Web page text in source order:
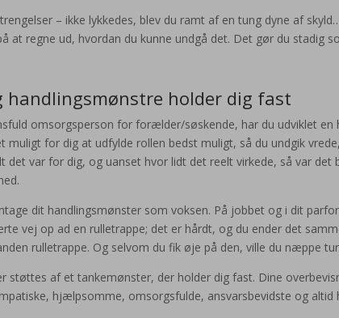
– ikke lykkedes, blev du ramt af en tung dyne af
at regne ud, hvordan du kunne undgå det. Det gør du stadig
handlingsmønstre holder dig fast
omsorgsperson for forælder/søskende, har du udviklet en
muligt for dig at udfylde rollen bedst muligt, så du undgik
var for dig, og uanset hvor lidt det reelt virkede, så var det
dit handlingsmønster som voksen. På jobbet og i dit
vej op ad en rulletrappe; det er hårdt, og du ender det
rulletrappe. Og selvom du fik øje på den, ville du næppe
støttes af et tankemønster, der holder dig fast. Dine
hjælpsomme, omsorgsfulde, ansvarsbevidste og altid